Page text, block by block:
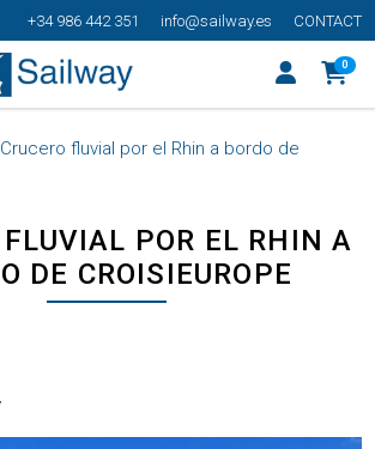
+34 986 442 351 info@sailway.es CONTACT
0
Crucero fluvial por el Rhin a bordo de
FLUVIAL POR EL RHIN A
DE CROISIEUROPE